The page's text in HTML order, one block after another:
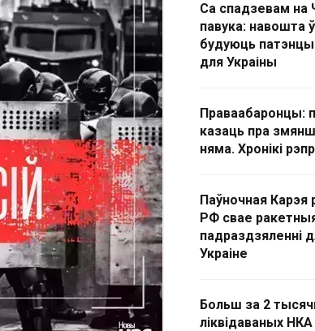
Са спадзевам на
павука: навошта
будуюць
для Украіны
Праваабаронцы:
казаць пра
няма. Хронікі
Паўночная Карэя
РФ свае
падраздзяленні
Украіне
Больш за 2
ліквідаваных НКА